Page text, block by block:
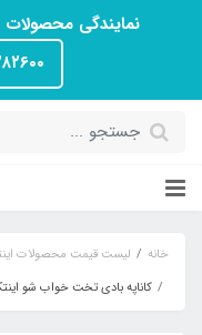
نمایندگی
خانه لیست قیمت محصولات
کاناپه بادی تخت خواب شو اینتکس مدل